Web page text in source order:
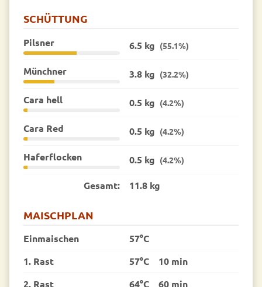
SCHÜTTUNG
Pilsner 6.5 kg (55.1%)
Münchner 3.8 kg (32.2%)
Cara hell 0.5 kg (4.2%)
Cara Red 0.5 kg (4.2%)
Haferflocken 0.5 kg (4.2%)
Gesamt: 11.8 kg
MAISCHPLAN
Einmaischen
57°C
1. Rast
57°C
10 min
2. Rast
64°C
60 min